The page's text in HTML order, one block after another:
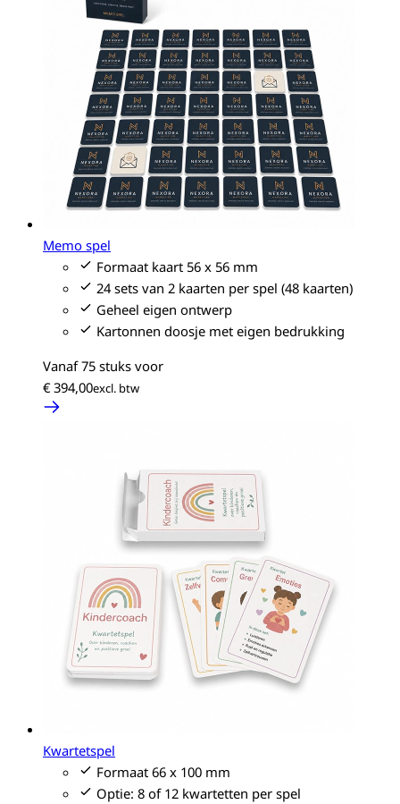
Memo spel
Formaat kaart 56 x 56 mm
24 sets van 2 kaarten per spel (48 kaarten)
Geheel eigen ontwerp
Kartonnen doosje met eigen bedrukking
Vanaf 75 stuks voor
€ 394,00
Kwartetspel
Formaat 66 x 100 mm
Optie: 8 of 12 kwartetten per spel